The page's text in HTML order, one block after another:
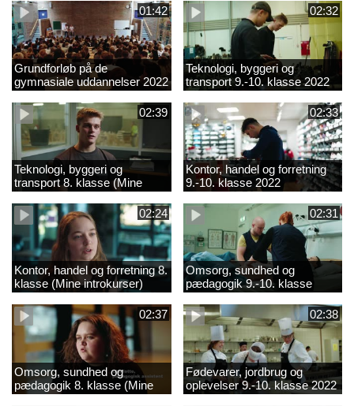
01:42
Grundforløb på de
gymnasiale uddannelser 2022
02:32
Teknologi, byggeri og
transport 9.-10. klasse 2022
02:39
Teknologi, byggeri og
transport 8. klasse (Mine
introkurser) 2022
02:33
Kontor, handel og forretning
9.-10. klasse 2022
02:24
Kontor, handel og forretning 8.
klasse (Mine introkurser)
2022
02:31
Omsorg, sundhed og
pædagogik 9.-10. klasse
2022
02:37
Omsorg, sundhed og
pædagogik 8. klasse (Mine
introkurser) 2022
02:38
Fødevarer, jordbrug og
oplevelser 9.-10. klasse 2022